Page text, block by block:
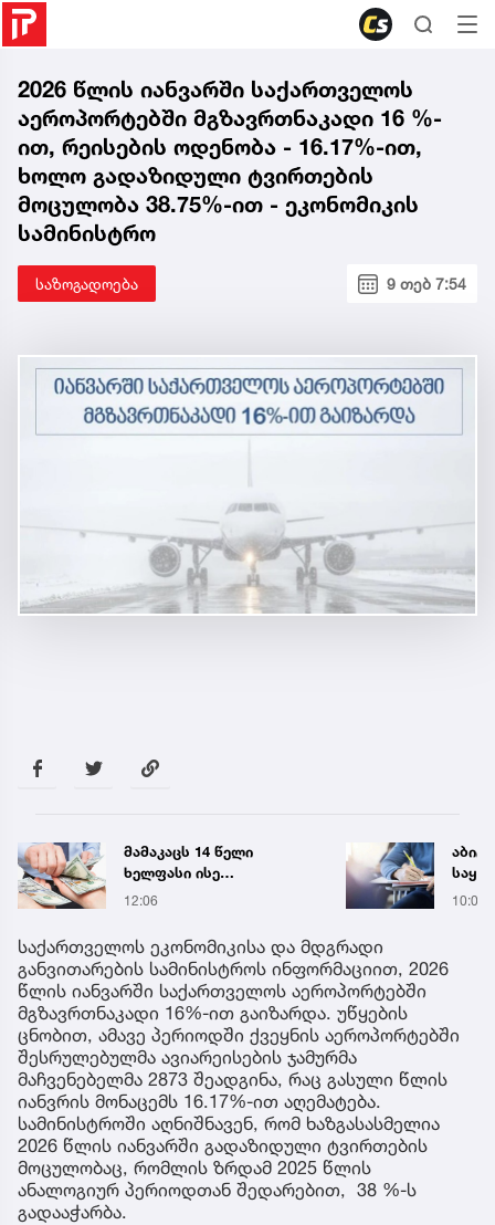
2026 წლის იანვარში საქართველოს
აეროპორტებში მგზავრთნაკადი 16 %-
ით, რეისების ოდენობა - 16.17%-ით,
ხოლო გადაზიდული ტვირთების
მოცულობა 38.75%-ით - ეკონომიკის
სამინისტრო
საზოგადოება 9 თებ 7:54
აბიტურიენტთა
საყურადღებოდ! - 2026
წლის აბიტურიენტის
10:05 58
საქართველოს ეკონომიკისა და მდგრადი
განვითარების სამინისტროს ინფორმაციით, 2026
წლის იანვარში საქართველოს აეროპორტებში
მგზავრთნაკადი 16%-ით გაიზარდა. უწყების
ცნობით, ამავე პერიოდში ქვეყნის აეროპორტებში
შესრულებულმა ავიარეისების ჯამურმა
მაჩვენებელმა 2873 შეადგინა, რაც გასული წლის
იანვრის მონაცემს 16.17%-ით აღემატება.
სამინისტროში აღნიშნავენ, რომ ხაზგასასმელია
2026 წლის იანვარში გადაზიდული ტვირთების
მოცულობაც, რომლის ზრდამ 2025 წლის
ანალოგიურ პერიოდთან შედარებით, 38 %-ს
გადააჭარბა.